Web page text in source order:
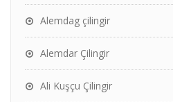
Alemdag çilingir
Alemdar Çilingir
Ali Kuşçu Çilingir